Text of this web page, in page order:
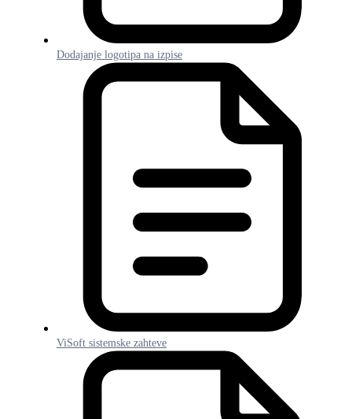
Dodajanje logotipa na izpise
ViSoft sistemske zahteve